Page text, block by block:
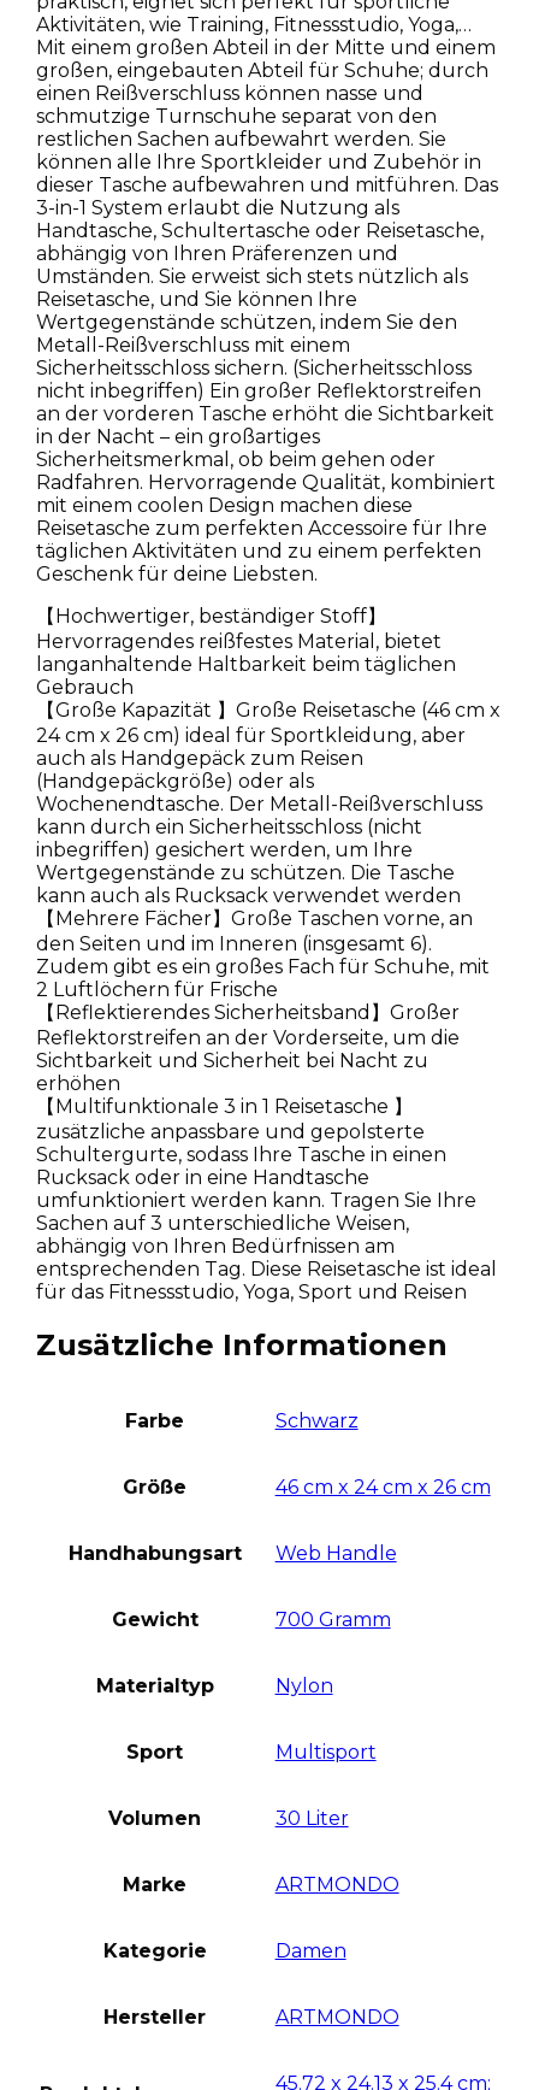
Aktivitäten, wie Training, Fitnessstudio, Yoga,…
Mit einem großen Abteil in der Mitte und einem
großen, eingebauten Abteil für Schuhe; durch
einen Reißverschluss können nasse und
schmutzige Turnschuhe separat von den
restlichen Sachen aufbewahrt werden. Sie
können alle Ihre Sportkleider und Zubehör in
dieser Tasche aufbewahren und mitführen. Das
3-in-1 System erlaubt die Nutzung als
Handtasche, Schultertasche oder Reisetasche,
abhängig von Ihren Präferenzen und
Umständen. Sie erweist sich stets nützlich als
Reisetasche, und Sie können Ihre
Wertgegenstände schützen, indem Sie den
Metall-Reißverschluss mit einem
Sicherheitsschloss sichern. (Sicherheitsschloss
nicht inbegriffen) Ein großer Reflektorstreifen
an der vorderen Tasche erhöht die Sichtbarkeit
in der Nacht – ein großartiges
Sicherheitsmerkmal, ob beim gehen oder
Radfahren. Hervorragende Qualität, kombiniert
mit einem coolen Design machen diese
Reisetasche zum perfekten Accessoire für Ihre
täglichen Aktivitäten und zu einem perfekten
Geschenk für deine Liebsten.
【Hochwertiger, beständiger Stoff】
Hervorragendes reißfestes Material, bietet
langanhaltende Haltbarkeit beim täglichen
Gebrauch
【Große Kapazität 】Große Reisetasche (46 cm x
24 cm x 26 cm) ideal für Sportkleidung, aber
auch als Handgepäck zum Reisen
(Handgepäckgröße) oder als
Wochenendtasche. Der Metall-Reißverschluss
kann durch ein Sicherheitsschloss (nicht
inbegriffen) gesichert werden, um Ihre
Wertgegenstände zu schützen. Die Tasche
kann auch als Rucksack verwendet werden
【Mehrere Fächer】Große Taschen vorne, an
den Seiten und im Inneren (insgesamt 6).
Zudem gibt es ein großes Fach für Schuhe, mit
2 Luftlöchern für Frische
【Reflektierendes Sicherheitsband】Großer
Reflektorstreifen an der Vorderseite, um die
Sichtbarkeit und Sicherheit bei Nacht zu
erhöhen
【Multifunktionale 3 in 1 Reisetasche 】
zusätzliche anpassbare und gepolsterte
Schultergurte, sodass Ihre Tasche in einen
Rucksack oder in eine Handtasche
umfunktioniert werden kann. Tragen Sie Ihre
Sachen auf 3 unterschiedliche Weisen,
abhängig von Ihren Bedürfnissen am
entsprechenden Tag. Diese Reisetasche ist ideal
für das Fitnessstudio, Yoga, Sport und Reisen
Zusätzliche Informationen
Farbe Schwarz
Größe 46 cm x 24 cm x 26 cm
Handhabungsart Web Handle
Gewicht 700 Gramm
Materialtyp Nylon
Sport Multisport
Volumen 30 Liter
Marke ARTMONDO
Kategorie Damen
Hersteller ARTMONDO
45.72 x 24.13 x 25.4 cm;